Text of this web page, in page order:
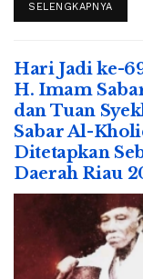
SELENGKAPNYA
Hari Jadi ke-
H. Imam
dan Tuan
Sabar Al-
Ditetapkan
Daerah Riau